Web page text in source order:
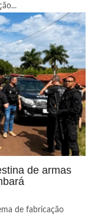
de armas
de fabricação